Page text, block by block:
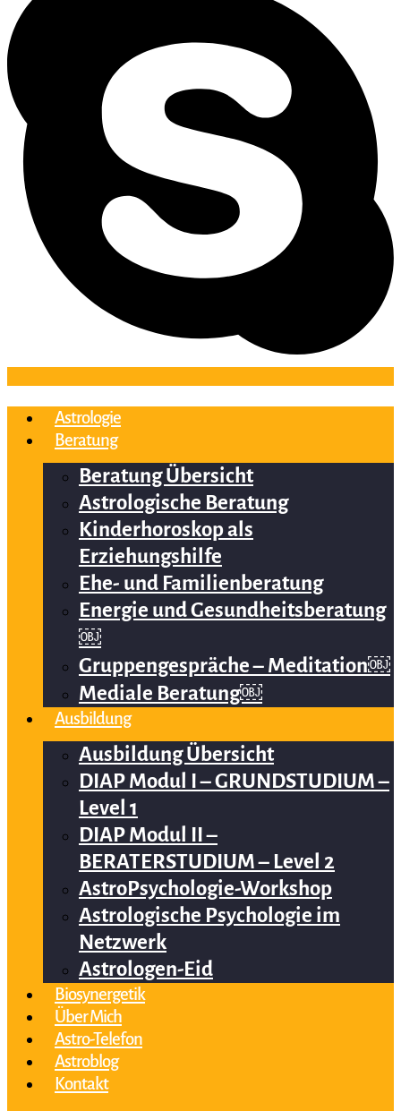
Astrologie
Beratung
Beratung Übersicht
Astrologische Beratung
Kinderhoroskop als
Erziehungshilfe
Ehe- und Familienberatung
Energie und Gesundheitsberatung
￼
Gruppengespräche – Meditation￼
Mediale Beratung￼
Ausbildung
Ausbildung Übersicht
DIAP Modul I – GRUNDSTUDIUM –
Level 1
DIAP Modul II –
BERATERSTUDIUM – Level 2
AstroPsychologie-Workshop
Astrologische Psychologie im
Netzwerk
Astrologen-Eid
Biosynergetik
Über Mich
Astro-Telefon
Astroblog
Kontakt